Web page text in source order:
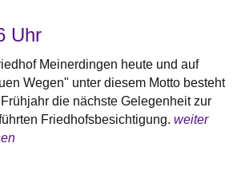
Uhr
Meinerdingen heute und auf
Wegen" unter diesem Motto besteht
die nächste Gelegenheit zur
Friedhofsbesichtigung. weiter